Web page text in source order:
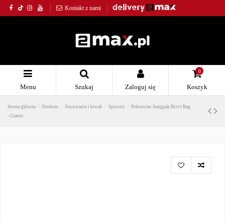
Kontakt z nami
Menu Szukaj Zaloguj się
0
Koszyk
Strona główna Outdoor Nocowanie i biwak Śpiwory
Pokrowiec Snugpak Bivvi Bag
- Czarny